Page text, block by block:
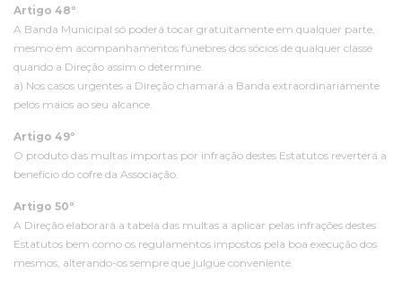
Artigo 48º
A Banda Municipal só poderá tocar gratuitamente em qualquer parte,
mesmo em acompanhamentos fúnebres dos sócios de qualquer classe
quando a Direção assim o determine.
a) Nos casos urgentes a Direção chamará a Banda extraordinariamente
pelos maios ao seu alcance.
Artigo 49º
O produto das multas importas por infração destes Estatutos reverterá a
benefício do cofre da Associação.
Artigo 50º
A Direção elaborará a tabela das multas a aplicar pelas infrações destes
Estatutos bem como os regulamentos impostos pela boa execução dos
mesmos, alterando-os sempre que julgue conveniente.